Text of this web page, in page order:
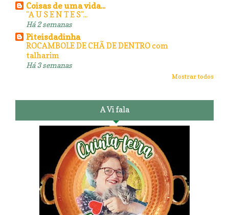
Coisas de uma vida...
"A U S E N T E S"...
Há 2 semanas
Piteisdadinha
ROCAMBOLE DE CHÃ DE DENTRO com
talharim
Há 3 semanas
Mostrar todos
A Vi fala